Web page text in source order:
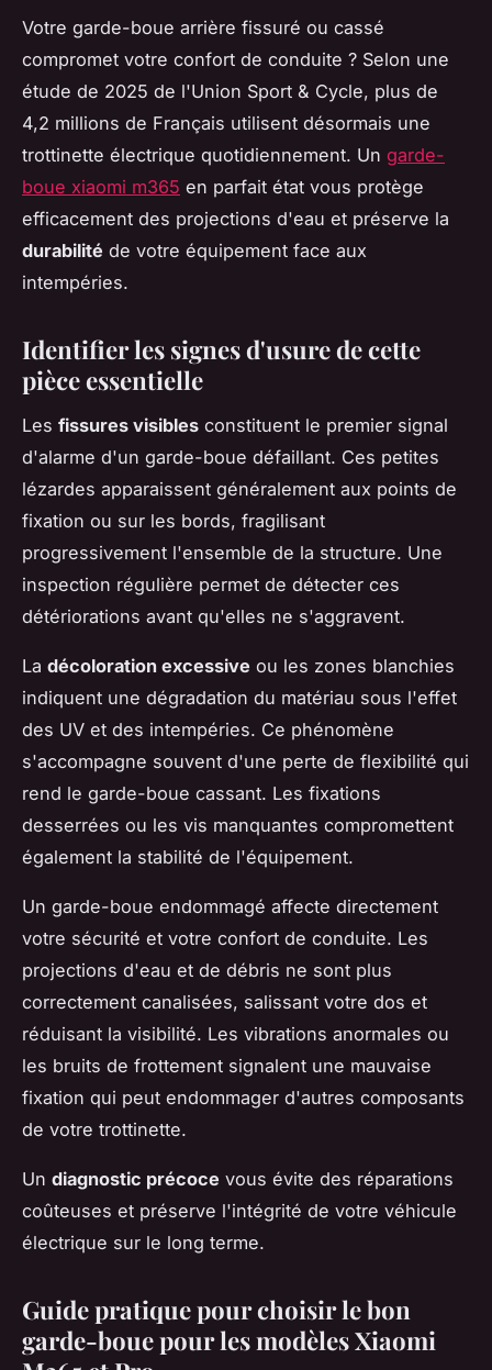
Votre garde-boue arrière fissuré ou cassé
compromet votre confort de conduite ? Selon une
étude de 2025 de l'Union Sport & Cycle, plus de
4,2 millions de Français utilisent désormais une
trottinette électrique quotidiennement. Un garde-
boue xiaomi m365 en parfait état vous protège
efficacement des projections d'eau et préserve la
durabilité de votre équipement face aux
intempéries.
Identifier les signes d'usure de cette
pièce essentielle
Les fissures visibles constituent le premier signal
d'alarme d'un garde-boue défaillant. Ces petites
lézardes apparaissent généralement aux points de
fixation ou sur les bords, fragilisant
progressivement l'ensemble de la structure. Une
inspection régulière permet de détecter ces
détériorations avant qu'elles ne s'aggravent.
La décoloration excessive ou les zones blanchies
indiquent une dégradation du matériau sous l'effet
des UV et des intempéries. Ce phénomène
s'accompagne souvent d'une perte de flexibilité qui
rend le garde-boue cassant. Les fixations
desserrées ou les vis manquantes compromettent
également la stabilité de l'équipement.
Un garde-boue endommagé affecte directement
votre sécurité et votre confort de conduite. Les
projections d'eau et de débris ne sont plus
correctement canalisées, salissant votre dos et
réduisant la visibilité. Les vibrations anormales ou
les bruits de frottement signalent une mauvaise
fixation qui peut endommager d'autres composants
de votre trottinette.
Un diagnostic précoce vous évite des réparations
coûteuses et préserve l'intégrité de votre véhicule
électrique sur le long terme.
Guide pratique pour choisir le bon
garde-boue pour les modèles Xiaomi